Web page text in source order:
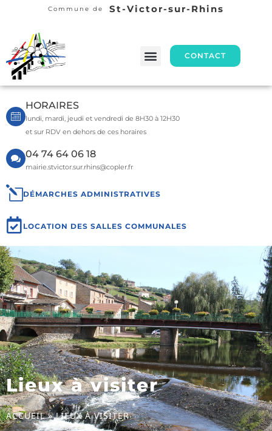
Commune de St-Victor-sur-Rhins
CONTACT
HORAIRES
lundi, mardi, jeudi et vendredi de 8H30 à 12H30
et sur RDV en dehors de ces horaires
04 74 64 06 18
mairie.stvictor.sur.rhins@copler.fr
DÉMARCHES ADMINISTRATIVES
LOCATION DES SALLES COMMUNALES
Lieux à visiter
ACCUEIL»LIEUX À VISITER